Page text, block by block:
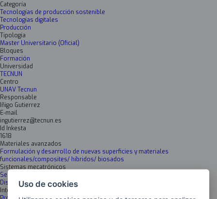
Categoría
Tecnologías de producción sostenible
Tecnologías digitales
Producción
Tipología
Master Universitario (Oficial)
Bloques
Formación
Universidad
TECNUN
Centro
UNAV Tecnun
Responsable
Iñigo Gutierrez
E-mail
ingutierrez@tecnun.es
Id Inkesta
1618
Materiales avanzados
Formulación y desarrollo de nuevas superficies y materiales
funcionales/composites/ híbridos/ biosados
Sistemas mecatrónicos
Sensores y actuadores avanzados
Diseño e Ingeniería de precisión
Inteligencia artificial y Data science
Uso de cookies